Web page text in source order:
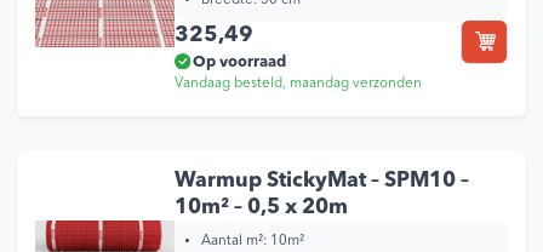
325,49
Op voorraad
Vandaag besteld, maandag verzonden
Warmup StickyMat – SPM10 –
10m² – 0,5 x 20m
Aantal m²: 10m²